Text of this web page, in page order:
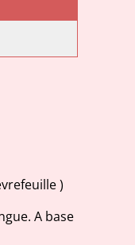
)
A base